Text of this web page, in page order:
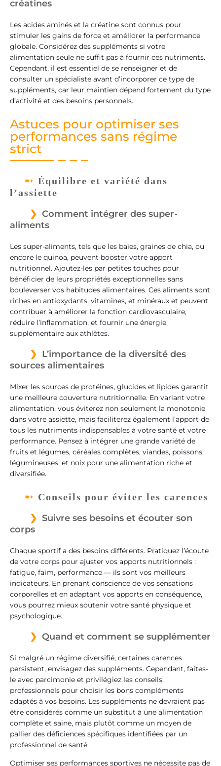
créatines
Les acides aminés et la créatine sont connus pour
stimuler les gains de force et améliorer la performance
globale. Considérez des suppléments si votre
alimentation seule ne suffit pas à fournir ces nutriments.
Cependant, il est essentiel de se renseigner et de
consulter un spécialiste avant d’incorporer ce type de
suppléments, car leur maintien dépend fortement du type
d’activité et des besoins personnels.
Astuces pour optimiser ses
performances sans régime
strict
Équilibre et variété dans
l’assiette
Comment intégrer des super-
aliments
Les super-aliments, tels que les baies, graines de chia, ou
encore le quinoa, peuvent booster votre apport
nutritionnel. Ajoutez-les par petites touches pour
bénéficier de leurs propriétés exceptionnelles sans
bouleverser vos habitudes alimentaires. Ces aliments sont
riches en antioxydants, vitamines, et minéraux et peuvent
contribuer à améliorer la fonction cardiovasculaire,
réduire l’inflammation, et fournir une énergie
supplémentaire aux athlètes.
L’importance de la diversité des
sources alimentaires
Mixer les sources de protéines, glucides et lipides garantit
une meilleure couverture nutritionnelle. En variant votre
alimentation, vous éviterez non seulement la monotonie
dans votre assiette, mais faciliterez également l’apport de
tous les nutriments indispensables à votre santé et votre
performance. Pensez à intégrer une grande variété de
fruits et légumes, céréales complètes, viandes, poissons,
légumineuses, et noix pour une alimentation riche et
diversifiée.
Conseils pour éviter les carences
Suivre ses besoins et écouter son
corps
Chaque sportif a des besoins différents. Pratiquez l’écoute
de votre corps pour ajuster vos apports nutritionnels :
fatigue, faim, performance — ils sont vos meilleurs
indicateurs. En prenant conscience de vos sensations
corporelles et en adaptant vos apports en conséquence,
vous pourrez mieux soutenir votre santé physique et
psychologique.
Quand et comment se supplémenter
Si malgré un régime diversifié, certaines carences
persistent, envisagez des suppléments. Cependant, faites-
le avec parcimonie et privilégiez les conseils
professionnels pour choisir les bons compléments
adaptés à vos besoins. Les suppléments ne devraient pas
être considérés comme un substitut à une alimentation
complète et saine, mais plutôt comme un moyen de
pallier des déficiences spécifiques identifiées par un
professionnel de santé.
Optimiser ses performances sportives ne nécessite pas de